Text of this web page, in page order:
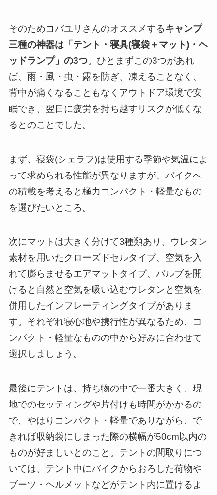
そのためコバユリさんのオススメするキャンプ
三種の神器は「テント・寝具(寝袋＋マット)・ヘ
ッドランプ」の3つ。ひとまずこの3つがあれ
ば、雨・風・虫・露を防ぎ、凍えることなく、
背中が痛くなることもなくアウトドア環境で安
眠でき、翌日に疲労を持ち越すリスクが低くな
るとのことでした。
まず、寝袋(シェラフ)は使用する季節や気温によ
って求められる性能が異なりますが、バイクへ
の積載を考えると極力コンパクト・軽量なもの
を選びたいところ。
次にマットは大きく分けて3種類あり、ウレタン
素材を用いたクローズドセルタイプ、空気を入
れて膨らませるエアマットタイプ、バルブを開
けると自然と空気を吸い込むウレタンと空気を
併用したインフレーティングタイプがありま
す。それぞれ寝心地や携行性が異なるため、コ
ンパクト・軽量なものの中から好みに合わせて
選択しましょう。
最後にテントは、持ち物の中で一番大きく、現
地でのセッティングや片付けも時間がかかるの
で、やはりコンパクト・軽量でありながら、で
きれば収納袋にしまった際の横幅が50cm以内の
ものが好ましいとのこと。テントの間取りにつ
いては、テント中にバイクからおろした荷物や
ブーツ・ヘルメットなどがテント内に置けるよ